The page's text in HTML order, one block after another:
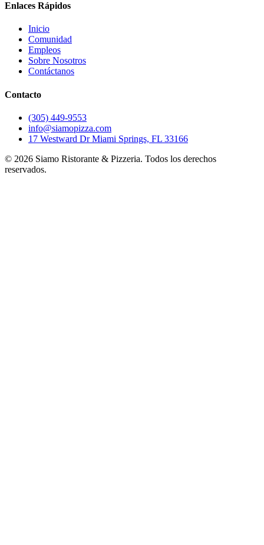
Enlaces Rápidos
Inicio
Comunidad
Empleos
Sobre Nosotros
Contáctanos
Contacto
(305) 449-9553
info@siamopizza.com
17 Westward Dr Miami Springs, FL 33166
© 2026 Siamo Ristorante & Pizzeria. Todos los derechos
reservados.